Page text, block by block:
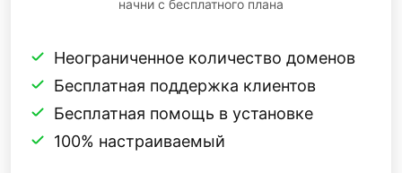
начни с бесплатного плана
Неограниченное количество доменов
Бесплатная поддержка клиентов
Бесплатная помощь в установке
100% настраиваемый